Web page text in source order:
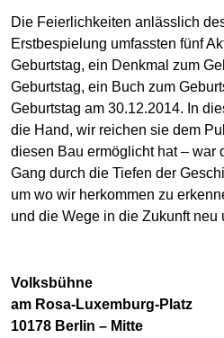
Die Feierlichkeiten anlässlich
Erstbespielung umfassten fünf
Geburtstag, ein Denkmal zum
Geburtstag, ein Buch zum
Geburtstag am 30.12.2014. In
die Hand, wir reichen sie dem
diesen Bau ermöglicht hat – war
Gang durch die Tiefen der
um wo wir herkommen zu
und die Wege in die Zukunft neu
Volksbühne
am Rosa-Luxemburg-Platz
10178 Berlin – Mitte